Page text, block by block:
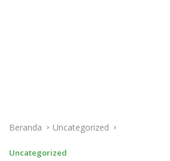
Beranda Uncategorized
Uncategorized